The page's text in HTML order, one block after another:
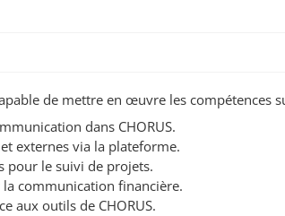
de mettre en œuvre les compétences
dans CHORUS.
externes via la plateforme.
pour le suivi de projets.
communication financière.
aux outils de CHORUS.